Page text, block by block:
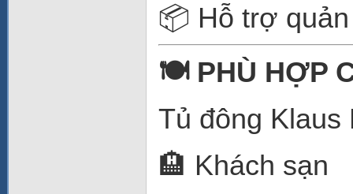
📦 Hỗ trợ
🍽️ PHÙ HỢP
Tủ đông
🏨 Khách sạn